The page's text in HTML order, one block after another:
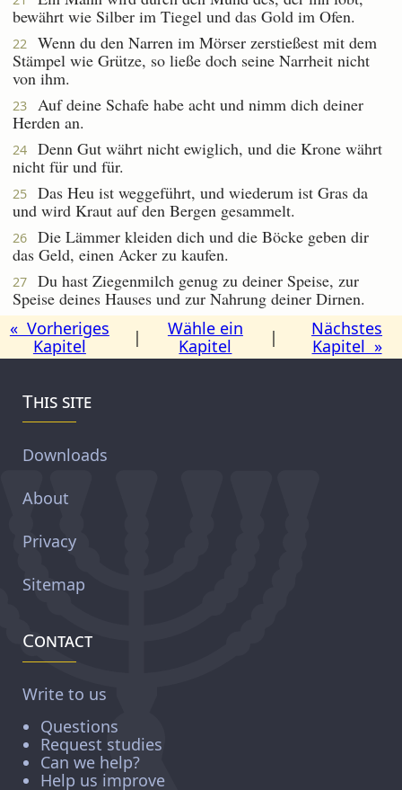
bewährt wie Silber im Tiegel und das Gold im Ofen.
22
Wenn du den Narren im Mörser zerstießest mit dem
Stämpel wie Grütze, so ließe doch seine Narrheit nicht
von ihm.
23
Auf deine Schafe habe acht und nimm dich deiner
Herden an.
24
Denn Gut währt nicht ewiglich, und die Krone währt
nicht für und für.
25
Das Heu ist weggeführt, und wiederum ist Gras da
und wird Kraut auf den Bergen gesammelt.
26
Die Lämmer kleiden dich und die Böcke geben dir
das Geld, einen Acker zu kaufen.
27
Du hast Ziegenmilch genug zu deiner Speise, zur
Speise deines Hauses und zur Nahrung deiner Dirnen.
« Vorheriges
Kapitel
|
Wähle ein
Kapitel
|
Nächstes
Kapitel »
This site
Downloads
About
Privacy
Sitemap
Contact
Write to us
Questions
Request studies
Can we help?
Help us improve